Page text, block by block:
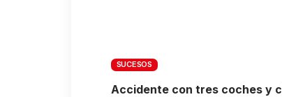
SUCESOS
Accidente con tres coches y